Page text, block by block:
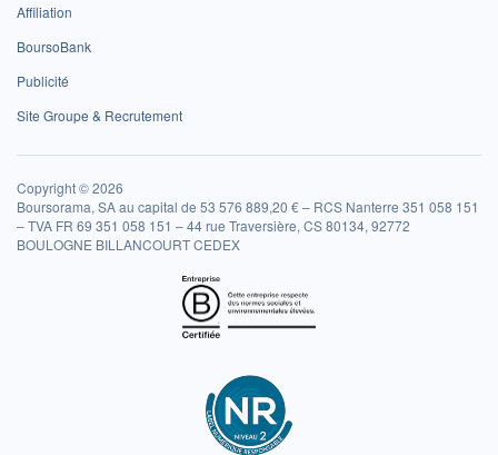
Affiliation
BoursoBank
Publicité
Site Groupe & Recrutement
Copyright © 2026
Boursorama, SA au capital de 53 576 889,20 € – RCS Nanterre 351 058 151
– TVA FR 69 351 058 151 – 44 rue Traversière, CS 80134, 92772
BOULOGNE BILLANCOURT CEDEX